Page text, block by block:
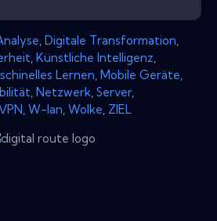
Digitale Transformation
Künstliche Intelligenz
Lernen Mobile Geräte
Netzwerk Server,
W-lan Wolke ZIEL